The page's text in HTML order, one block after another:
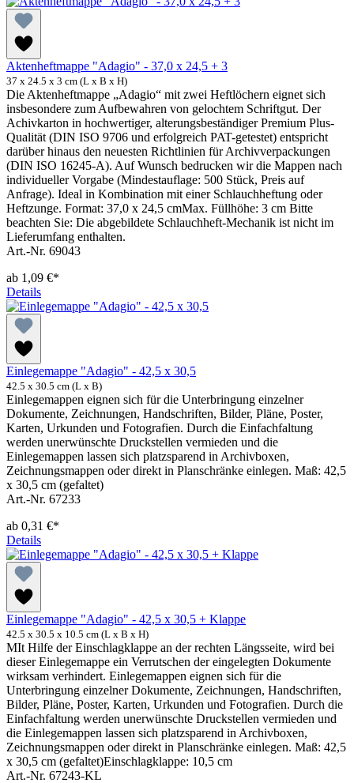
Aktenheftmappe "Adagio" - 37,0 x 24,5 + 3
37 x 24.5 x 3 cm (L x B x H)
Die Aktenheftmappe „Adagio“ mit zwei Heftlöchern eignet sich
insbesondere zum Aufbewahren von gelochtem Schriftgut. Der
Achivkarton in hochwertiger, alterungsbeständiger Premium Plus-
Qualität (DIN ISO 9706 und erfolgreich PAT-getestet) entspricht
darüber hinaus den neuesten Richtlinien für Archivverpackungen
(DIN ISO 16245-A). Auf Wunsch bedrucken wir die Mappen nach
individueller Vorgabe (Mindestauflage: 500 Stück, Preis auf
Anfrage). Ideal in Kombination mit einer Schlauchheftung oder
Heftzunge. Format: 37,0 x 24,5 cmMax. Füllhöhe: 3 cm Bitte
beachten Sie: Die abgebildete Schlauchheft-Mechanik ist nicht im
Lieferumfang enthalten.
Art.-Nr. 69043
ab 1,09 €*
Details
Einlegemappe "Adagio" - 42,5 x 30,5
42.5 x 30.5 cm (L x B)
Einlegemappen eignen sich für die Unterbringung einzelner
Dokumente, Zeichnungen, Handschriften, Bilder, Pläne, Poster,
Karten, Urkunden und Fotografien. Durch die Einfachfaltung
werden unerwünschte Druckstellen vermieden und die
Einlegemappen lassen sich platzsparend in Archivboxen,
Zeichnungsmappen oder direkt in Planschränke einlegen. Maß: 42,5
x 30,5 cm (gefaltet)
Art.-Nr. 67233
ab 0,31 €*
Details
Einlegemappe "Adagio" - 42,5 x 30,5 + Klappe
42.5 x 30.5 x 10.5 cm (L x B x H)
MIt Hilfe der Einschlagklappe an der rechten Längsseite, wird bei
dieser Einlegemappe ein Verrutschen der eingelegten Dokumente
wirksam verhindert. Einlegemappen eignen sich für die
Unterbringung einzelner Dokumente, Zeichnungen, Handschriften,
Bilder, Pläne, Poster, Karten, Urkunden und Fotografien. Durch die
Einfachfaltung werden unerwünschte Druckstellen vermieden und
die Einlegemappen lassen sich platzsparend in Archivboxen,
Zeichnungsmappen oder direkt in Planschränke einlegen. Maß: 42,5
x 30,5 cm (gefaltet)Einschlagklappe: 10,5 cm
Art.-Nr. 67243-KL